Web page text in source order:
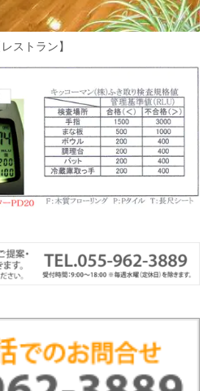
レストラン】